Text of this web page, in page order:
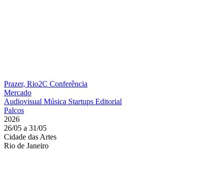
Prazer, Rio2C Conferência
Mercado
Audiovisual Música Startups Editorial
Palcos
2026
26/05 a 31/05
Cidade das Artes
Rio de Janeiro